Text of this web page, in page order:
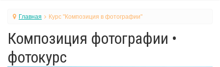
Главная Курс "Композиция в фотографии"
Композиция фотографии •
фотокурс